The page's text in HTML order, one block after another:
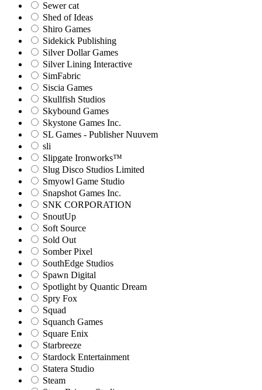
Sewer cat
Shed of Ideas
Shiro Games
Sidekick Publishing
Silver Dollar Games
Silver Lining Interactive
SimFabric
Siscia Games
Skullfish Studios
Skybound Games
Skystone Games Inc.
SL Games - Publisher Nuuvem
sli
Slipgate Ironworks™
Slug Disco Studios Limited
Smyowl Game Studio
Snapshot Games Inc.
SNK CORPORATION
SnoutUp
Soft Source
Sold Out
Somber Pixel
SouthEdge Studios
Spawn Digital
Spotlight by Quantic Dream
Spry Fox
Squad
Squanch Games
Square Enix
Starbreeze
Stardock Entertainment
Statera Studio
Steam